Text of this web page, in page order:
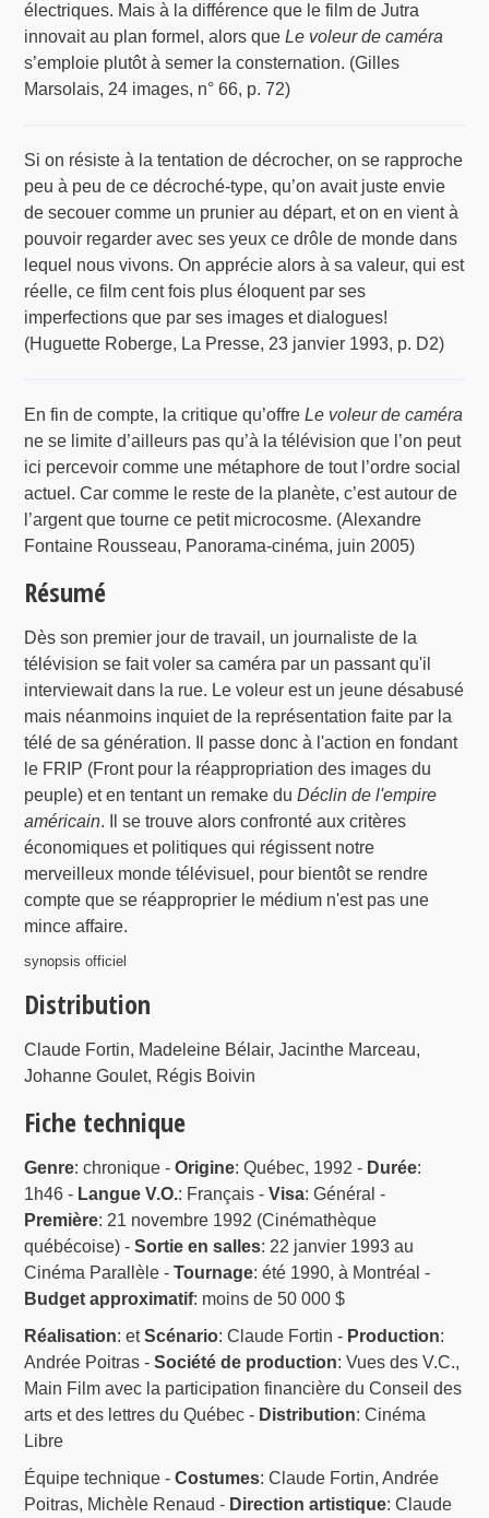
électriques. Mais à la différence que le film de Jutra
innovait au plan formel, alors queLe voleur de caméra
s’emploie plutôt à semer la consternation. (Gilles
Marsolais, 24 images, n° 66, p. 72)
Si on résiste à la tentation de décrocher, on se rapproche
peu à peu de ce décroché-type, qu’on avait juste envie
de secouer comme un prunier au départ, et on en vient à
pouvoir regarder avec ses yeux ce drôle de monde dans
lequel nous vivons. On apprécie alors à sa valeur, qui est
réelle, ce film cent fois plus éloquent par ses
imperfections que par ses images et dialogues!
(Huguette Roberge, La Presse, 23 janvier 1993, p. D2)
En fin de compte, la critique qu’offreLe voleur de caméra
ne se limite d’ailleurs pas qu’à la télévision que l’on peut
ici percevoir comme une métaphore de tout l’ordre social
actuel. Car comme le reste de la planète, c’est autour de
l’argent que tourne ce petit microcosme. (Alexandre
Fontaine Rousseau, Panorama-cinéma, juin 2005)
Résumé
Dès son premier jour de travail, un journaliste de la
télévision se fait voler sa caméra par un passant qu'il
interviewait dans la rue. Le voleur est un jeune désabusé
mais néanmoins inquiet de la représentation faite par la
télé de sa génération. Il passe donc à l'action en fondant
le FRIP (Front pour la réappropriation des images du
peuple) et en tentant un remake duDéclin de l'empire
américain. Il se trouve alors confronté aux critères
économiques et politiques qui régissent notre
merveilleux monde télévisuel, pour bientôt se rendre
compte que se réapproprier le médium n'est pas une
mince affaire.
synopsis officiel
Distribution
Claude Fortin, Madeleine Bélair, Jacinthe Marceau,
Johanne Goulet, Régis Boivin
Fiche technique
Genre: chronique -Origine: Québec, 1992 - Durée:
1h46 - Langue V.O.: Français -Visa: Général -
Première: 21 novembre 1992 (Cinémathèque
québécoise) -Sortie en salles: 22 janvier 1993 au
Cinéma Parallèle -Tournage: été 1990, à Montréal -
Budget approximatif: moins de 50 000 $
Réalisation: etScénario: Claude Fortin - Production:
Andrée Poitras -Société de production: Vues des V.C.,
Main Film avec la participation financière du Conseil des
arts et des lettres du Québec - Distribution: Cinéma
Libre
Équipe technique -Costumes: Claude Fortin, Andrée
Poitras, Michèle Renaud - Direction artistique: Claude